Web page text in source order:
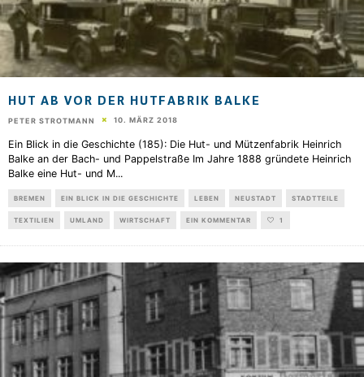
HUT AB VOR DER HUTFABRIK BALKE
PETER STROTMANN 10. MÄRZ 2018
Ein Blick in die Geschichte (185): Die Hut- und Mützenfabrik Heinrich
Balke an der Bach- und Pappelstraße Im Jahre 1888 gründete Heinrich
Balke eine Hut- und M...
BREMEN EIN BLICK IN DIE GESCHICHTE LEBEN NEUSTADT STADTTEILE
TEXTILIEN UMLAND WIRTSCHAFT EIN KOMMENTAR 1